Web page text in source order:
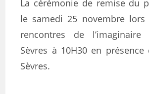
La cérémonie de remise du
le samedi 25 novembre lors
rencontres de
Sèvres à 10H30 en
Sèvres.